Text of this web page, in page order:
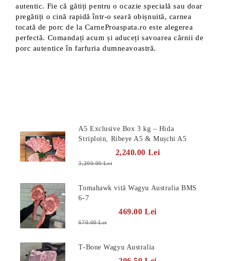
autentic. Fie că gătiți pentru o ocazie specială sau doar
pregătiți o cină rapidă într-o seară obișnuită, carnea
tocată de porc de la CarneProaspata.ro este alegerea
perfectă. Comandați acum și aduceți savoarea cărnii de
porc autentice în farfuria dumneavoastră.
A5 Exclusive Box 3 kg – Hida
Striploin, Ribeye A5 & Mușchi A5
2,240.00 Lei
3,200.00 Lei
Tomahawk vită Wagyu Australia BMS
6-7
469.00 Lei
670.00 Lei
T-Bone Wagyu Australia